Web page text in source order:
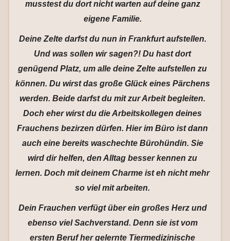
musstest du dort nicht warten auf deine ganz
eigene Familie.
Deine Zelte darfst du nun in Frankfurt aufstellen.
Und was sollen wir sagen?! Du hast dort
genügend Platz, um alle deine Zelte aufstellen zu
können. Du wirst das große Glück eines Pärchens
werden. Beide darfst du mit zur Arbeit begleiten.
Doch eher wirst du die Arbeitskollegen deines
Frauchens bezirzen dürfen. Hier im Büro ist dann
auch eine bereits waschechte Bürohündin. Sie
wird dir helfen, den Alltag besser kennen zu
lernen. Doch mit deinem Charme ist eh nicht mehr
so viel mit arbeiten.
Dein Frauchen verfügt über ein großes Herz und
ebenso viel Sachverstand. Denn sie ist vom
ersten Beruf her gelernte Tiermedizinische